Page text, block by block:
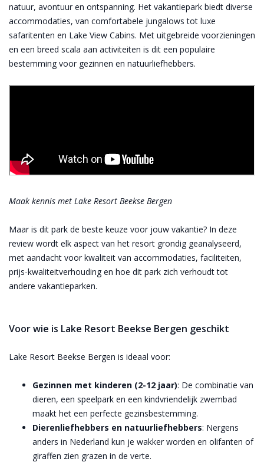
natuur, avontuur en ontspanning. Het vakantiepark biedt diverse
accommodaties, van comfortabele jungalows tot luxe
safaritenten en Lake View Cabins. Met uitgebreide voorzieningen
en een breed scala aan activiteiten is dit een populaire
bestemming voor gezinnen en natuurliefhebbers.
Maak kennis met Lake Resort Beekse Bergen
Maar is dit park de beste keuze voor jouw vakantie? In deze
review wordt elk aspect van het resort grondig geanalyseerd,
met aandacht voor kwaliteit van accommodaties, faciliteiten,
prijs-kwaliteitverhouding en hoe dit park zich verhoudt tot
andere vakantieparken.
Voor wie is Lake Resort Beekse Bergen geschikt
Lake Resort Beekse Bergen is ideaal voor:
Gezinnen met kinderen (2-12 jaar): De combinatie van
dieren, een speelpark en een kindvriendelijk zwembad
maakt het een perfecte gezinsbestemming.
Dierenliefhebbers en natuurliefhebbers: Nergens
anders in Nederland kun je wakker worden en olifanten of
giraffen zien grazen in de verte.